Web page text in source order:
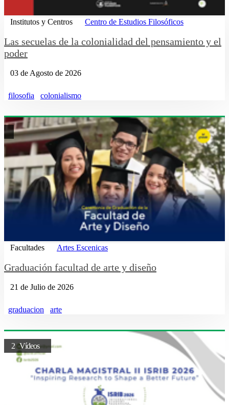
Institutos y Centros Centro de Estudios Filosóficos
Las secuelas de la colonialidad del pensamiento y el
poder
03 de Agosto de 2026
filosofia colonialismo
Facultades Artes Escenicas
Graduación facultad de arte y diseño
21 de Julio de 2026
graduacion arte
2 Vídeos